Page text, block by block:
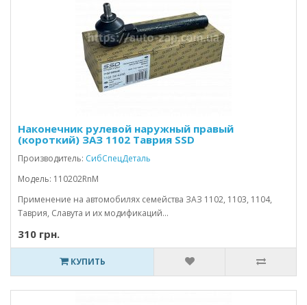
Наконечник рулевой наружный правый
(короткий) ЗАЗ 1102 Таврия SSD
Производитель: СибСпецДеталь
Модель: 110202RnM
Применение на автомобилях семейства ЗАЗ 1102, 1103, 1104,
Таврия, Славута и их модификаций...
310 грн.
КУПИТЬ